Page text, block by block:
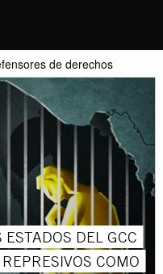
de derechos
DEL GCC
COMO